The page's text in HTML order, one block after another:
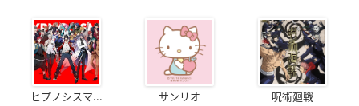
ヒプノシスマ... サンリオ 呪術廻戦